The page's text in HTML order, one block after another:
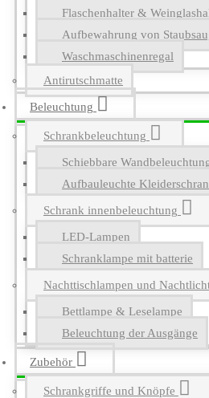
Flaschenhalter &
Aufbewahrung von
Waschmaschinenregal
Antirutschmatte
Beleuchtung
Schrankbeleuchtung
Schiebbare
Aufbauleuchte
Schrank innenbeleuchtung
LED-Lampen
Schranklampe mit batterie
Nachttischlampen und
Bettlampe & Leselampe
Beleuchtung der Ausgänge
Zubehör
Schrankgriffe und Knöpfe